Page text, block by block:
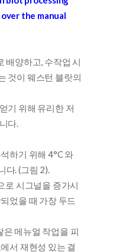
the manual
양하고, 수작업 시
것이 웨스턴 블랏의
기 위해 유리한 저
다.
하기 위해 4°C 와
다. (그림 2).
로 시그널을 증가시
었을 때 가장 두드
메뉴얼 작업을 피
서 재현성 있는 결